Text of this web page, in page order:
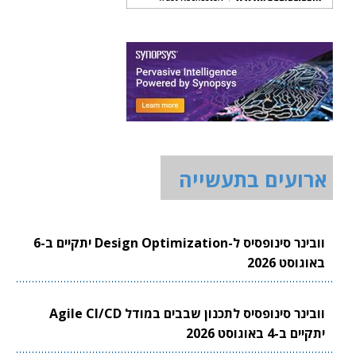
ארועים בתעשייה
וובינר סינופסיס ל-Design Optimization יתקיים ב-6
באוגוסט 2026
וובינר סינופסיס לתכנון שבבים במודל Agile CI/CD
יתקיים ב-4 באוגוסט 2026